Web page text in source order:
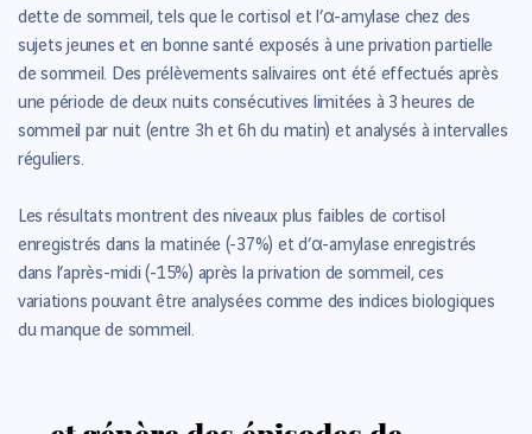
dette de sommeil, tels que le cortisol et l’α-amylase chez des
sujets jeunes et en bonne santé exposés à une privation partielle
de sommeil. Des prélèvements salivaires ont été effectués après
une période de deux nuits consécutives limitées à 3 heures de
sommeil par nuit (entre 3h et 6h du matin) et analysés à intervalles
réguliers.
Les résultats montrent des niveaux plus faibles de cortisol
enregistrés dans la matinée (-37%) et d’α-amylase enregistrés
dans l’après-midi (-15%) après la privation de sommeil, ces
variations pouvant être analysées comme des indices biologiques
du manque de sommeil.